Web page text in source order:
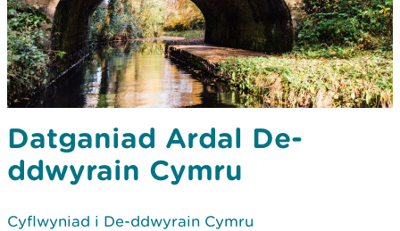
Datganiad Ardal De-
ddwyrain Cymru
Cyflwyniad i De-ddwyrain Cymru